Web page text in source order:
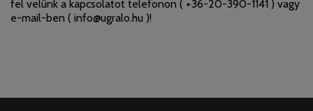
fel velünk a kapcsolatot telefonon ( +36-20-390-1141 ) vagy
e-mail-ben ( info@ugralo.hu )!